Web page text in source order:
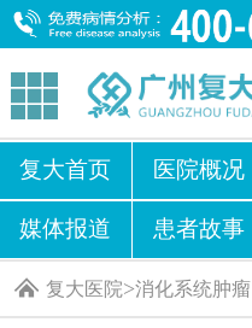
复大首页 医院概况
媒体报道 患者故事
复大医院>消化系统肿瘤